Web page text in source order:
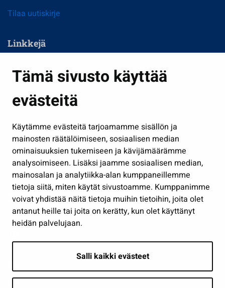
Tämä sivusto käyttää
evästeitä
Käytämme evästeitä tarjoamamme sisällön ja
mainosten räätälöimiseen, sosiaalisen median
ominaisuuksien tukemiseen ja kävijämäärämme
analysoimiseen. Lisäksi jaamme sosiaalisen median,
mainosalan ja analytiikka-alan kumppaneillemme
tietoja siitä, miten käytät sivustoamme. Kumppanimme
voivat yhdistää näitä tietoja muihin tietoihin, joita olet
antanut heille tai joita on kerätty, kun olet käyttänyt
heidän palvelujaan.
Salli kaikki evästeet
Tilaa uutiskirje
Linkkejä
Kasvatus ja opetus
Kulttuuri ja liikunta
Työ ja yrittäminen
Osallistu ja asioi
Näytä omat evästeasetukseni
Seuraa meitä